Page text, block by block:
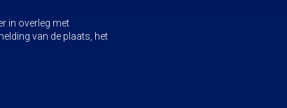
in overleg met
van de plaats, het